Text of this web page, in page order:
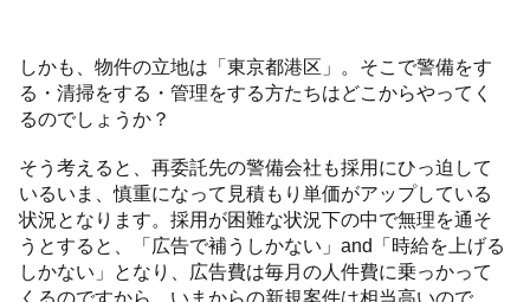
しかも、物件の立地は「東京都港区」。そこで警備をす
る・清掃をする・管理をする方たちはどこからやってく
るのでしょうか？
そう考えると、再委託先の警備会社も採用にひっ迫して
いるいま、慎重になって見積もり単価がアップしている
状況となります。採用が困難な状況下の中で無理を通そ
うとすると、「広告で補うしかない」and「時給を上げる
しかない」となり、広告費は毎月の人件費に乗っかって
くるのですから、いまからの新規案件は相当高いので